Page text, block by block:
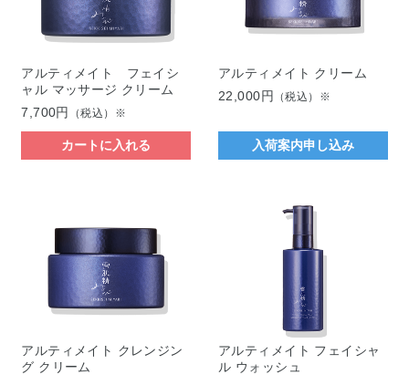
アルティメイト フェイシ
ャル マッサージ クリーム
7,700円
（税込）※
カートに入れる
アルティメイト クリーム
22,000円
（税込）※
入荷案内申し込み
アルティメイト クレンジン
グ クリーム
アルティメイト フェイシャ
ル ウォッシュ